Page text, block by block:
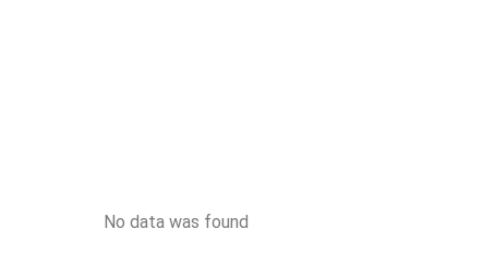
No data was found